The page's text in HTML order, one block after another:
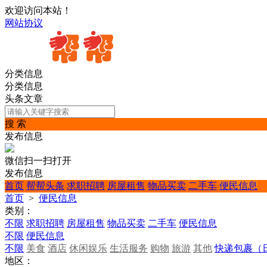
欢迎访问本站！
网站协议
分类信息
分类信息
头条文章
搜 索
发布信息
微信扫一扫打开
发布信息
首页 帮帮头条 求职招聘 房屋租售 物品买卖 二手车 便民信息
首页 > 便民信息
类别：
不限 求职招聘 房屋租售 物品买卖 二手车 便民信息
不限 便民信息
不限 美食 酒店 休闲娱乐 生活服务 购物 旅游 其他 快递包裹（
地区：